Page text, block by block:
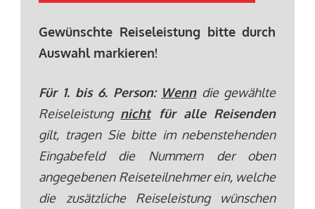
Gewünschte Reiseleistung bitte durch
Auswahl markieren!
Für 1. bis 6. Person: Wenn die gewählte
Reiseleistung nichtfür alle Reisenden
gilt, tragen Sie bitte im nebenstehenden
Eingabefeld die Nummern der oben
angegebenen Reiseteilnehmer ein, welche
die zusätzliche Reiseleistung wünschen